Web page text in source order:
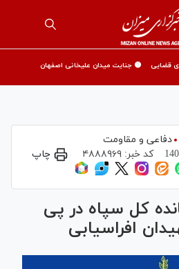
قضایی 🟡 جنایت میدان علیخانی اصفهان
دفاعی و مقاومت
کد خبر: ۴۸۸۸۹۶۹ چاپ
کل سپاه در پی
افراسیابی